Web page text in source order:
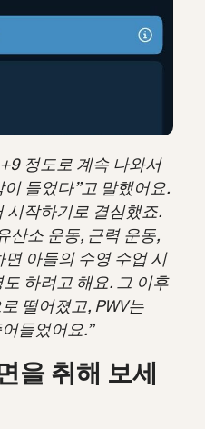
정도로 계속 나와서
들었다”고 말했어요.
시작하기로 결심했죠.
산소 운동, 근력 운동,
면 아들의 수영 수업 시
하려고 해요. 그 이후
떨어졌고, PWV는
들었어요.”
을 취해 보세